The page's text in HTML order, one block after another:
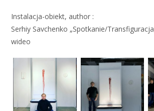
Instalacja-obiekt, author :
Serhiy Savchenko „Spotkanie/Transfiguracja
wideo